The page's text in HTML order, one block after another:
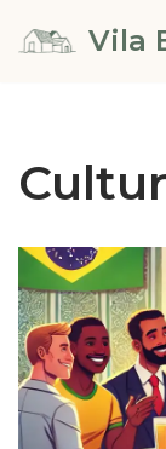
conteúdo
Vila